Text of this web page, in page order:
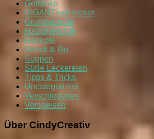
Getränke
GIGANTisch lecker
Grundrezepte
Hauptgerichte
Rezepte
Snack & Go
Suppen
Süße Leckereien
Tipps & Tricks
Uncategorized
Verschiedenes
Vorspeisen
Über CindyCreativ